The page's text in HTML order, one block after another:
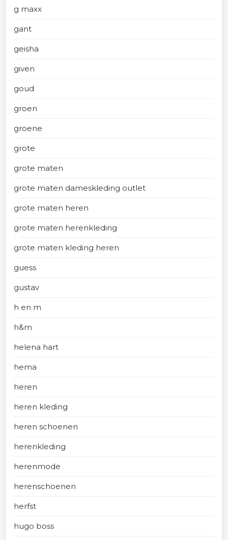
g maxx
gant
geisha
given
goud
groen
groene
grote
grote maten
grote maten dameskleding outlet
grote maten heren
grote maten herenkleding
grote maten kleding heren
guess
gustav
h en m
h&m
helena hart
hema
heren
heren kleding
heren schoenen
herenkleding
herenmode
herenschoenen
herfst
hugo boss